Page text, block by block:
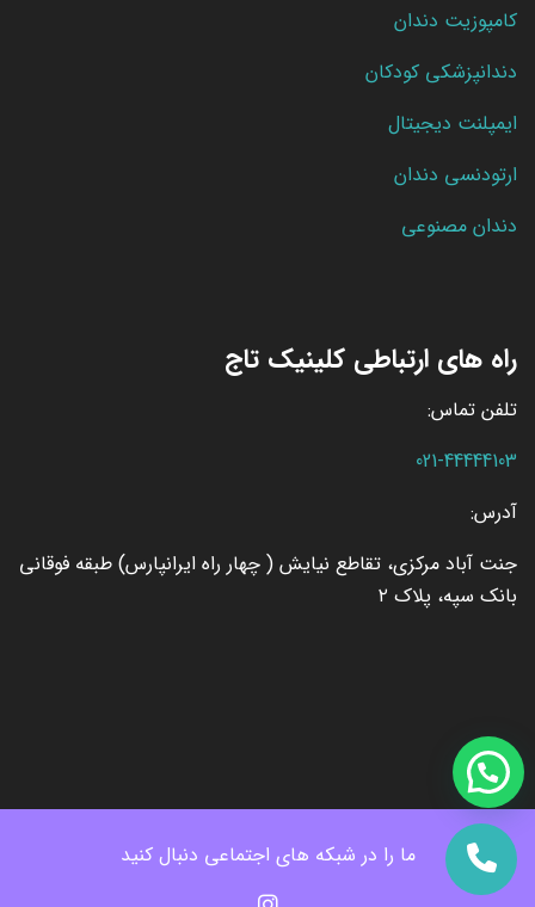
کامپوزیت دندان
دندانپزشکی کودکان
ایمپلنت دیجیتال
ارتودنسی دندان
دندان مصنوعی
راه های ارتباطی کلینیک تاج
تلفن تماس:
021-44444103
آدرس:
جنت آباد مرکزی، تقاطع نیایش ( چهار راه ایرانپارس) طبقه فوقانی
بانک سپه، پلاک ۲
ما را در شبکه های اجتماعی دنبال کنید